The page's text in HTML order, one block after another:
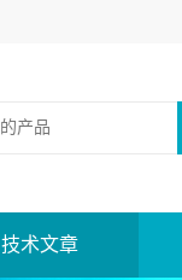
技术文章